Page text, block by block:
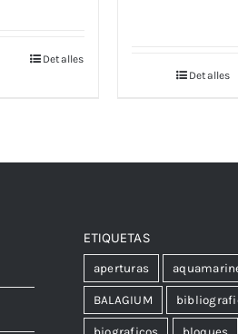
Detalles
Detalles
ETIQUETAS
aperturas
BALAGIUM